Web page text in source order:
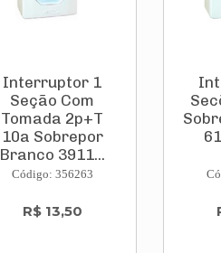
Interruptor 1
Seção Com
Tomada 2p+T
10a Sobrepor
Branco 3911...
Código: 356263
R$ 13,50